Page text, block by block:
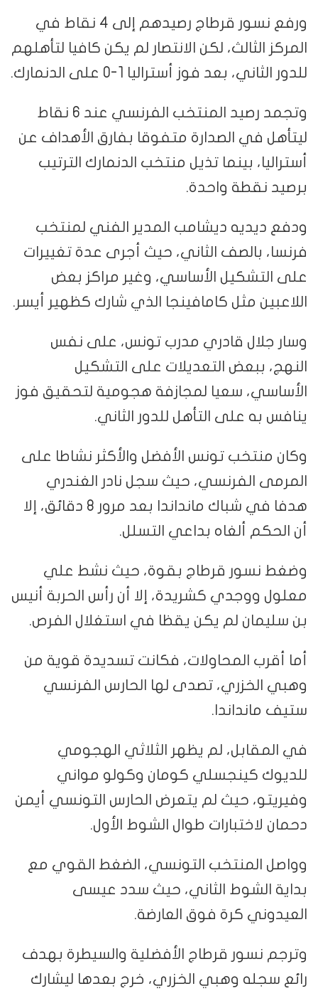
ورفع نسور قرطاج رصيدهم إلى 4 نقاط في
المركز الثالث، لكن الانتصار لم يكن كافيا لتأهلهم
للدور الثاني، بعد فوز أستراليا 1-0 على الدنمارك.
وتجمد رصيد المنتخب الفرنسي عند 6 نقاط
ليتأهل في الصدارة متفوقا بفارق الأهداف عن
أستراليا، بينما تذيل منتخب الدنمارك الترتيب
برصيد نقطة واحدة.
ودفع ديديه ديشامب المدير الفني لمنتخب
فرنسا، بالصف الثاني، حيث أجرى عدة تغييرات
على التشكيل الأساسي، وغير مراكز بعض
اللاعبين مثل كامافينجا الذي شارك كظهير أيسر.
وسار جلال قادري مدرب تونس، على نفس
النهج، ببعض التعديلات على التشكيل
الأساسي، سعيا لمجازفة هجومية لتحقيق فوز
ينافس به على التأهل للدور الثاني.
وكان منتخب تونس الأفضل والأكثر نشاطا على
المرمى الفرنسي، حيث سجل نادر الغندري
هدفا في شباك مانداندا بعد مرور 8 دقائق، إلا
أن الحكم ألغاه بداعي التسلل.
وضغط نسور قرطاج بقوة، حيث نشط علي
معلول ووجدي كشريدة، إلا أن رأس الحربة أنيس
بن سليمان لم يكن يقظا في استغلال الفرص.
أما أقرب المحاولات، فكانت تسديدة قوية من
وهبي الخزري، تصدى لها الحارس الفرنسي
ستيف مانداندا.
في المقابل، لم يظهر الثلاثي الهجومي
للديوك كينجسلي كومان وكولو مواني
وفيريتو، حيث لم يتعرض الحارس التونسي أيمن
دحمان لاختبارات طوال الشوط الأول.
وواصل المنتخب التونسي، الضغط القوي مع
بداية الشوط الثاني، حيث سدد عيسى
العيدوني كرة فوق العارضة.
وترجم نسور قرطاج الأفضلية والسيطرة بهدف
رائع سجله وهبي الخزري، خرج بعدها ليشارك